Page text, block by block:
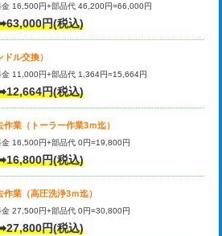
理・清掃・修
ど（重作業）
33,000円
33,000円
8,800円～
16,500円+部品代 46,200円=66,000円
円(税込)
ル交換）
11,000円+部品代 1,364円=15,664円
円(税込)
業（トーラー作業3ｍ迄）
16,500円+部品代 0円=19,800円
円(税込)
業（高圧洗浄3ｍ迄）
27,500円+部品代 0円=30,800円
円(税込)